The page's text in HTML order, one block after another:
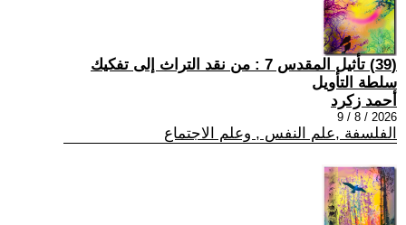
(39) تأثيل المقدس 7 : من نقد التراث إلى تفكيك
سلطة التأويل
أحمد زكرد
2026 / 8 / 9
الفلسفة ,علم النفس , وعلم الاجتماع